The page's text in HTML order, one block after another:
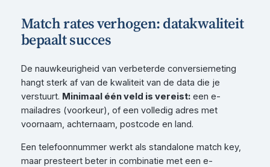
Match rates verhogen: datakwaliteit
bepaalt succes
De nauwkeurigheid van verbeterde conversiemeting
hangt sterk af van de kwaliteit van de data die je
verstuurt. Minimaal één veld is vereist:een e-
mailadres (voorkeur), of een volledig adres met
voornaam, achternaam, postcode en land.
Een telefoonnummer werkt als standalone match key,
maar presteert beter in combinatie met een e-